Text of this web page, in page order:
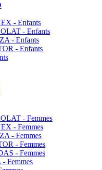
- Enfants
- Enfants
- Enfants
- Enfants
- Femmes
- Femmes
- Femmes
- Femmes
- Femmes
Femmes